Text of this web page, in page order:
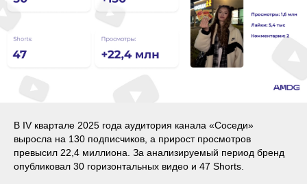
В IV квартале 2025 года аудитория канала «Соседи»
выросла на 130 подписчиков, а прирост просмотров
превысил 22,4 миллиона. За анализируемый период бренд
опубликовал 30 горизонтальных видео и 47 Shorts.